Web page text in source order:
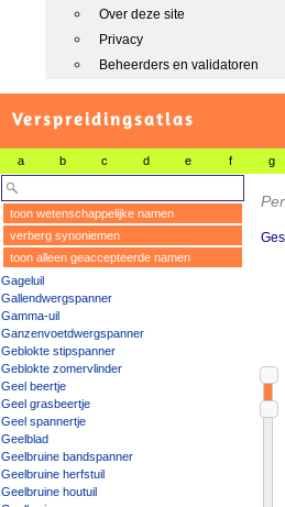
Over deze site
Privacy
Beheerders en validatoren
Verspreidingsatlas
a b c d e f g
toon wetenschappelijke namen
verberg synoniemen
toon alleen geaccepteerde namen
Gageluil
Gallendwergspanner
Gamma-uil
Ganzenvoetdwergspanner
Geblokte stipspanner
Geblokte zomervlinder
Geel beertje
Geel grasbeertje
Geel spannertje
Geelblad
Geelbruine bandspanner
Geelbruine herfstuil
Geelbruine houtuil